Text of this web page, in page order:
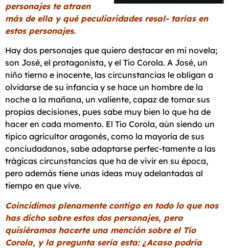
personajes te atraen
más de ella y qué peculiaridades resal- tarías en
estos personajes.
Hay dos personajes que quiero destacar en mi novela;
son José, el protagonista, y el Tío Corola. A José, un
niño tierno e inocente, las circunstancias le obligan a
olvidarse de su infancia y se hace un hombre de la
noche a la mañana, un valiente, capaz de tomar sus
propias decisiones, pues sabe muy bien lo que ha de
hacer en cada momento. El Tío Corola, aún siendo un
típico agricultor aragonés, como la mayoría de sus
conciudadanos, sabe adaptarse perfec-tamente a las
trágicas circunstancias que ha de vivir en su época,
pero además tiene unas ideas muy adelantadas al
tiempo en que vive.
Coincidimos plenamente contigo en todo lo que nos
has dicho sobre estos dos personajes, pero
quisiéramos hacerte una mención sobre el Tío
Corola, y la pregunta sería esta: ¿Acaso podría